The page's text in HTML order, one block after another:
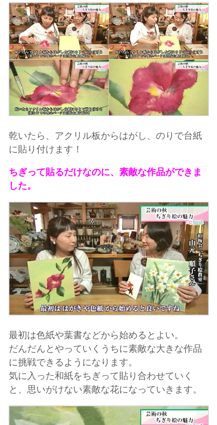
乾いたら、アクリル板からはがし、のりで台紙
に貼り付けます！
ちぎって貼るだけなのに、素敵な作品ができま
した。
最初は色紙や葉書などから始めるとよい。
だんだんとやっていくうちに素敵な大きな作品
に挑戦できるようになります。
気に入った和紙をちぎって貼り合わせていく
と、思いがけない素敵な花になっていきます。